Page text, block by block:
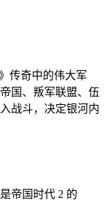
传奇中的伟大军
国、叛军联盟、伍
战斗，决定银河内
帝国时代 2 的